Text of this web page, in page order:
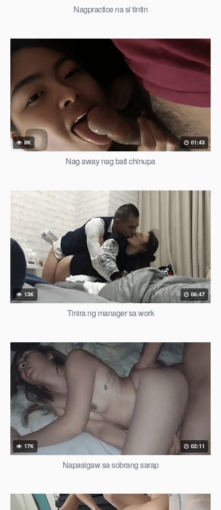
Nagpractice na si tintin
8K 01:43
Nag away nag bati chinupa
13K 06:47
Tinira ng manager sa work
17K 02:11
Napasigaw sa sobrang sarap